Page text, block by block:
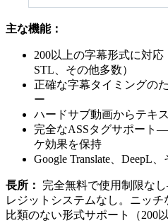
主な機能：
200以上の字幕形式に対応
STL、その他多数）
正確な字幕タイミングの
ー
ハードサブ動画からテキ
完全なASSタグサポート
ケ効果を保持
Google Translate、DeepL
長所：
完全無料で使用制限な
レジットシステムなし。ニッ
比類のない形式サポート（200